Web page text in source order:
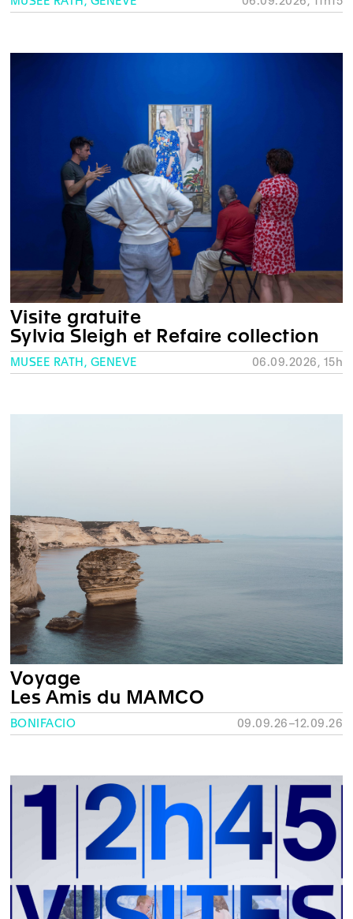
Visite gratuite
Sylvia Sleigh et Refaire collection
MUSÉE RATH, GENÈVE 06.09.2026, 15h
Voyage
Les Amis du MAMCO
BONIFACIO 09.09.26–12.09.26